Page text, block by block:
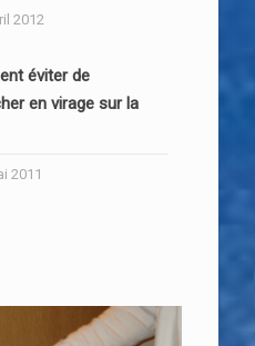
2012
éviter de
en virage sur la
2011